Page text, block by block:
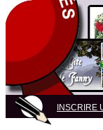
INSCRIRE